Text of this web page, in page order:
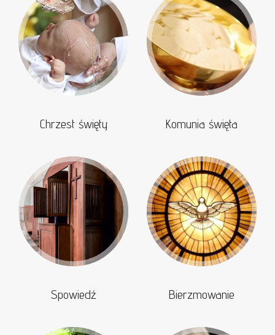
Chrzest święty Komunia święta
Spowiedź Bierzmowanie